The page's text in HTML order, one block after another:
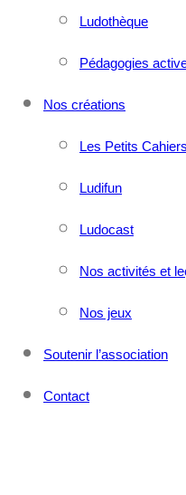
Ludothèque
Pédagogies
Nos créations
Les Petits
Ludifun
Ludocast
Nos activités et
Nos jeux
Soutenir l’association
Contact